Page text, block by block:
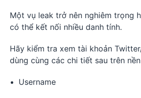
Một vụ leak trở nên nghiêm trọng
có thể kết nối nhiều danh tính.
Hãy kiểm tra xem tài khoản
dùng cùng các chi tiết sau trên
Username